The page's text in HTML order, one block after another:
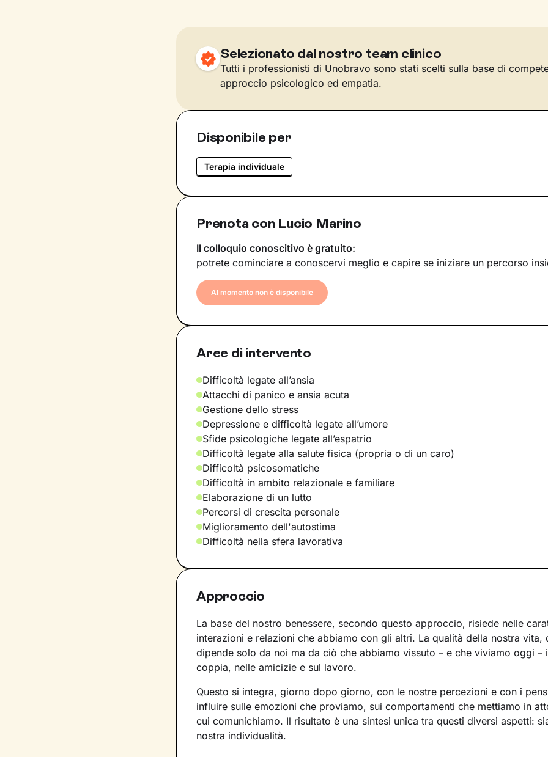
Selezionato dal nostro team clinico
Tutti i professionisti di Unobravo sono stati scelti sulla base di
approccio psicologico ed empatia.
Disponibile per
Terapia individuale
Prenota con Lucio Marino
Il colloquio conoscitivo è gratuito:
potrete cominciare a conoscervi meglio e capire se iniziare un percorso
Al momento non è disponibile
Aree di intervento
Difficoltà legate all’ansia
Attacchi di panico e ansia acuta
Gestione dello stress
Depressione e difficoltà legate all’umore
Sfide psicologiche legate all’espatrio
Difficoltà legate alla salute fisica (propria o di un caro)
Difficoltà psicosomatiche
Difficoltà in ambito relazionale e familiare
Elaborazione di un lutto
Percorsi di crescita personale
Miglioramento dell'autostima
Difficoltà nella sfera lavorativa
Approccio
La base del nostro benessere, secondo questo approccio, risiede nelle
interazioni e relazioni che abbiamo con gli altri. La qualità della nostra vita,
dipende solo da noi ma da ciò che abbiamo vissuto – e che viviamo oggi –
coppia, nelle amicizie e sul lavoro.
Questo si integra, giorno dopo giorno, con le nostre percezioni e con i
influire sulle emozioni che proviamo, sui comportamenti che mettiamo in
cui comunichiamo. Il risultato è una sintesi unica tra questi diversi aspetti:
nostra individualità.